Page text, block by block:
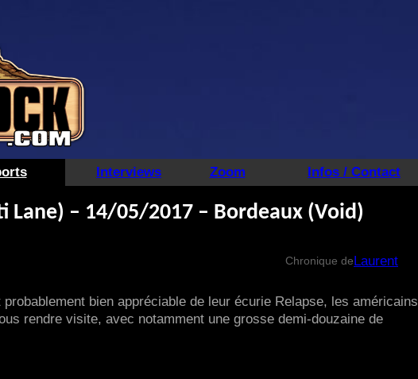
Interviews Zoom Infos / Contact
Lane) – 14/05/2017 – Bordeaux (Void)
Chronique deLaurent
bien appréciable de leur écurie Relapse, les américains
rendre visite, avec notamment une grosse demi-douzaine de